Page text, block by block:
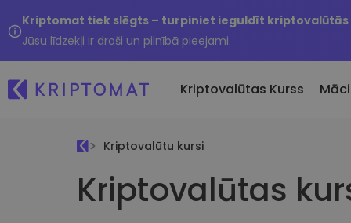
Kriptomat tiek slēgts – turpiniet ieguldīt kriptovalūtās
Jūsu līdzekļi ir droši un pilnībā pieejami.
Kriptovalūtas Kurss
Visas cenas
Vairāk nekā 300 kriptovalūtu Nesen
Pērciet vairāk nekā 300
kriptovalūtas
Kriptovalūtu kursi
Kriptovalūtas